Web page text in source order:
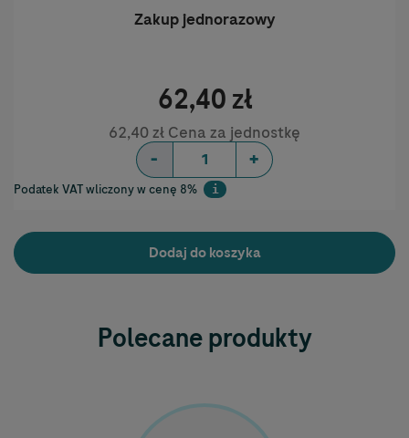
Zakup jednorazowy
62,40 zł
62,40 zł Cena za jednostkę
- +
Podatek VAT wliczony w cenę 8%
i
Dodaj do koszyka
Polecane produkty